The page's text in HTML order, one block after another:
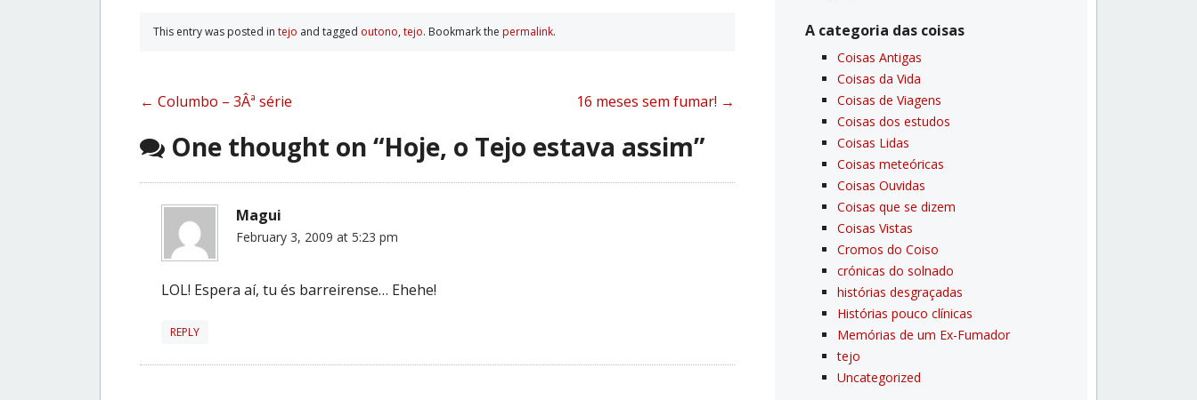
This entry was posted in tejo and tagged outono, tejo. Bookmark the permalink.
Post
navigation
← Columbo – 3Âª série 16 meses sem fumar! →
One thought on “Hoje, o Tejo estava assim”
Magui
February 3, 2009 at 5:23 pm
LOL! Espera aí, tu és barreirense… Ehehe!
REPLY
A categoria das coisas
Coisas Antigas
Coisas da Vida
Coisas de Viagens
Coisas dos estudos
Coisas Lidas
Coisas meteóricas
Coisas Ouvidas
Coisas que se dizem
Coisas Vistas
Cromos do Coiso
crónicas do solnado
histórias desgraçadas
Histórias pouco clí­nicas
Memórias de um Ex-Fumador
tejo
Uncategorized